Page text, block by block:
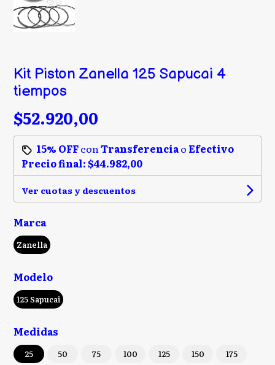
Kit Piston Zanella 125 Sapucai 4
tiempos
$52.920,00
15% OFFconTransferenciao Efectivo
Precio final:$44.982,00
Ver cuotas y descuentos
Marca
Zanella
Modelo
125 Sapucai
Medidas
25 50 75 100 125 150 175